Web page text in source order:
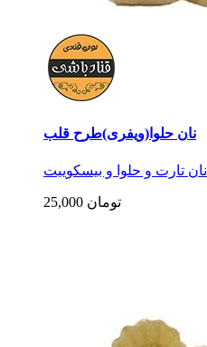
نان حلوا(ویفری)طرح قلب
نان تارت و حلوا و بیسکوییت
25,000 تومان